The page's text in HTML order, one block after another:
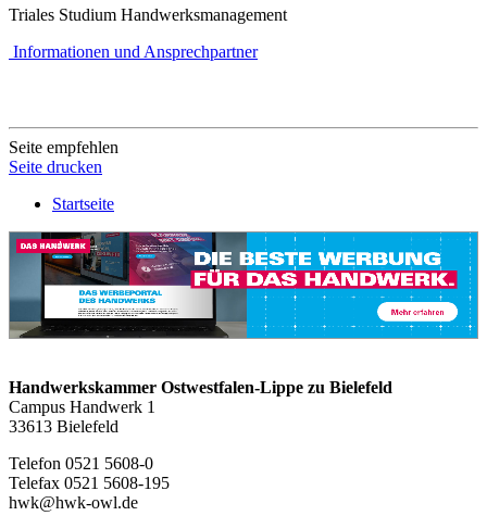
Triales Studium Handwerksmanagement
Informationen und Ansprechpartner
Seite empfehlen
Seite drucken
Startseite
Handwerkskammer Ostwestfalen-Lippe zu Bielefeld
Campus Handwerk 1
33613 Bielefeld
Telefon 0521 5608-0
Telefax 0521 5608-195
hwk@hwk-owl.de